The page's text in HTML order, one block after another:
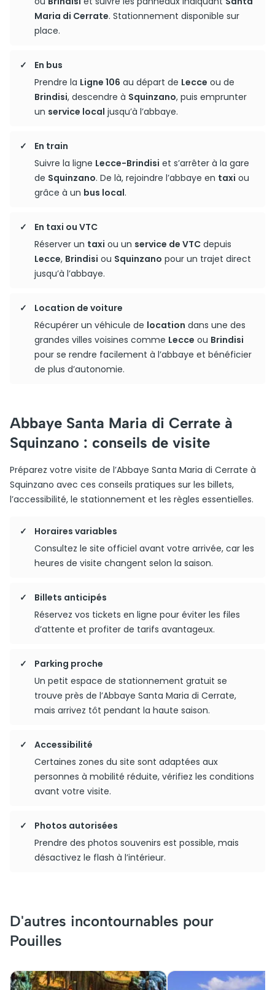
Maria di Cerrate. Stationnement disponible sur
place.
En bus
Prendre la Ligne 106 au départ de Lecce ou de
Brindisi, descendre à Squinzano, puis emprunter
un service local jusqu’à l’abbaye.
En train
Suivre la ligne Lecce-Brindisi et s’arrêter à la gare
de Squinzano. De là, rejoindre l’abbaye en taxi ou
grâce à un bus local.
En taxi ou VTC
Réserver un taxi ou un service de VTC depuis
Lecce, Brindisi ou Squinzano pour un trajet direct
jusqu’à l’abbaye.
Location de voiture
Récupérer un véhicule de location dans une des
grandes villes voisines comme Lecce ou Brindisi
pour se rendre facilement à l’abbaye et bénéficier
de plus d’autonomie.
Abbaye Santa Maria di Cerrate à
Squinzano : conseils de visite
Préparez votre visite de l’Abbaye Santa Maria di Cerrate à
Squinzano avec ces conseils pratiques sur les billets,
l’accessibilité, le stationnement et les règles essentielles.
Horaires variables
Consultez le site officiel avant votre arrivée, car les
heures de visite changent selon la saison.
Billets anticipés
Réservez vos tickets en ligne pour éviter les files
d’attente et profiter de tarifs avantageux.
Parking proche
Un petit espace de stationnement gratuit se
trouve près de l’Abbaye Santa Maria di Cerrate,
mais arrivez tôt pendant la haute saison.
Accessibilité
Certaines zones du site sont adaptées aux
personnes à mobilité réduite, vérifiez les conditions
avant votre visite.
Photos autorisées
Prendre des photos souvenirs est possible, mais
désactivez le flash à l’intérieur.
D'autres incontournables pour
Pouilles